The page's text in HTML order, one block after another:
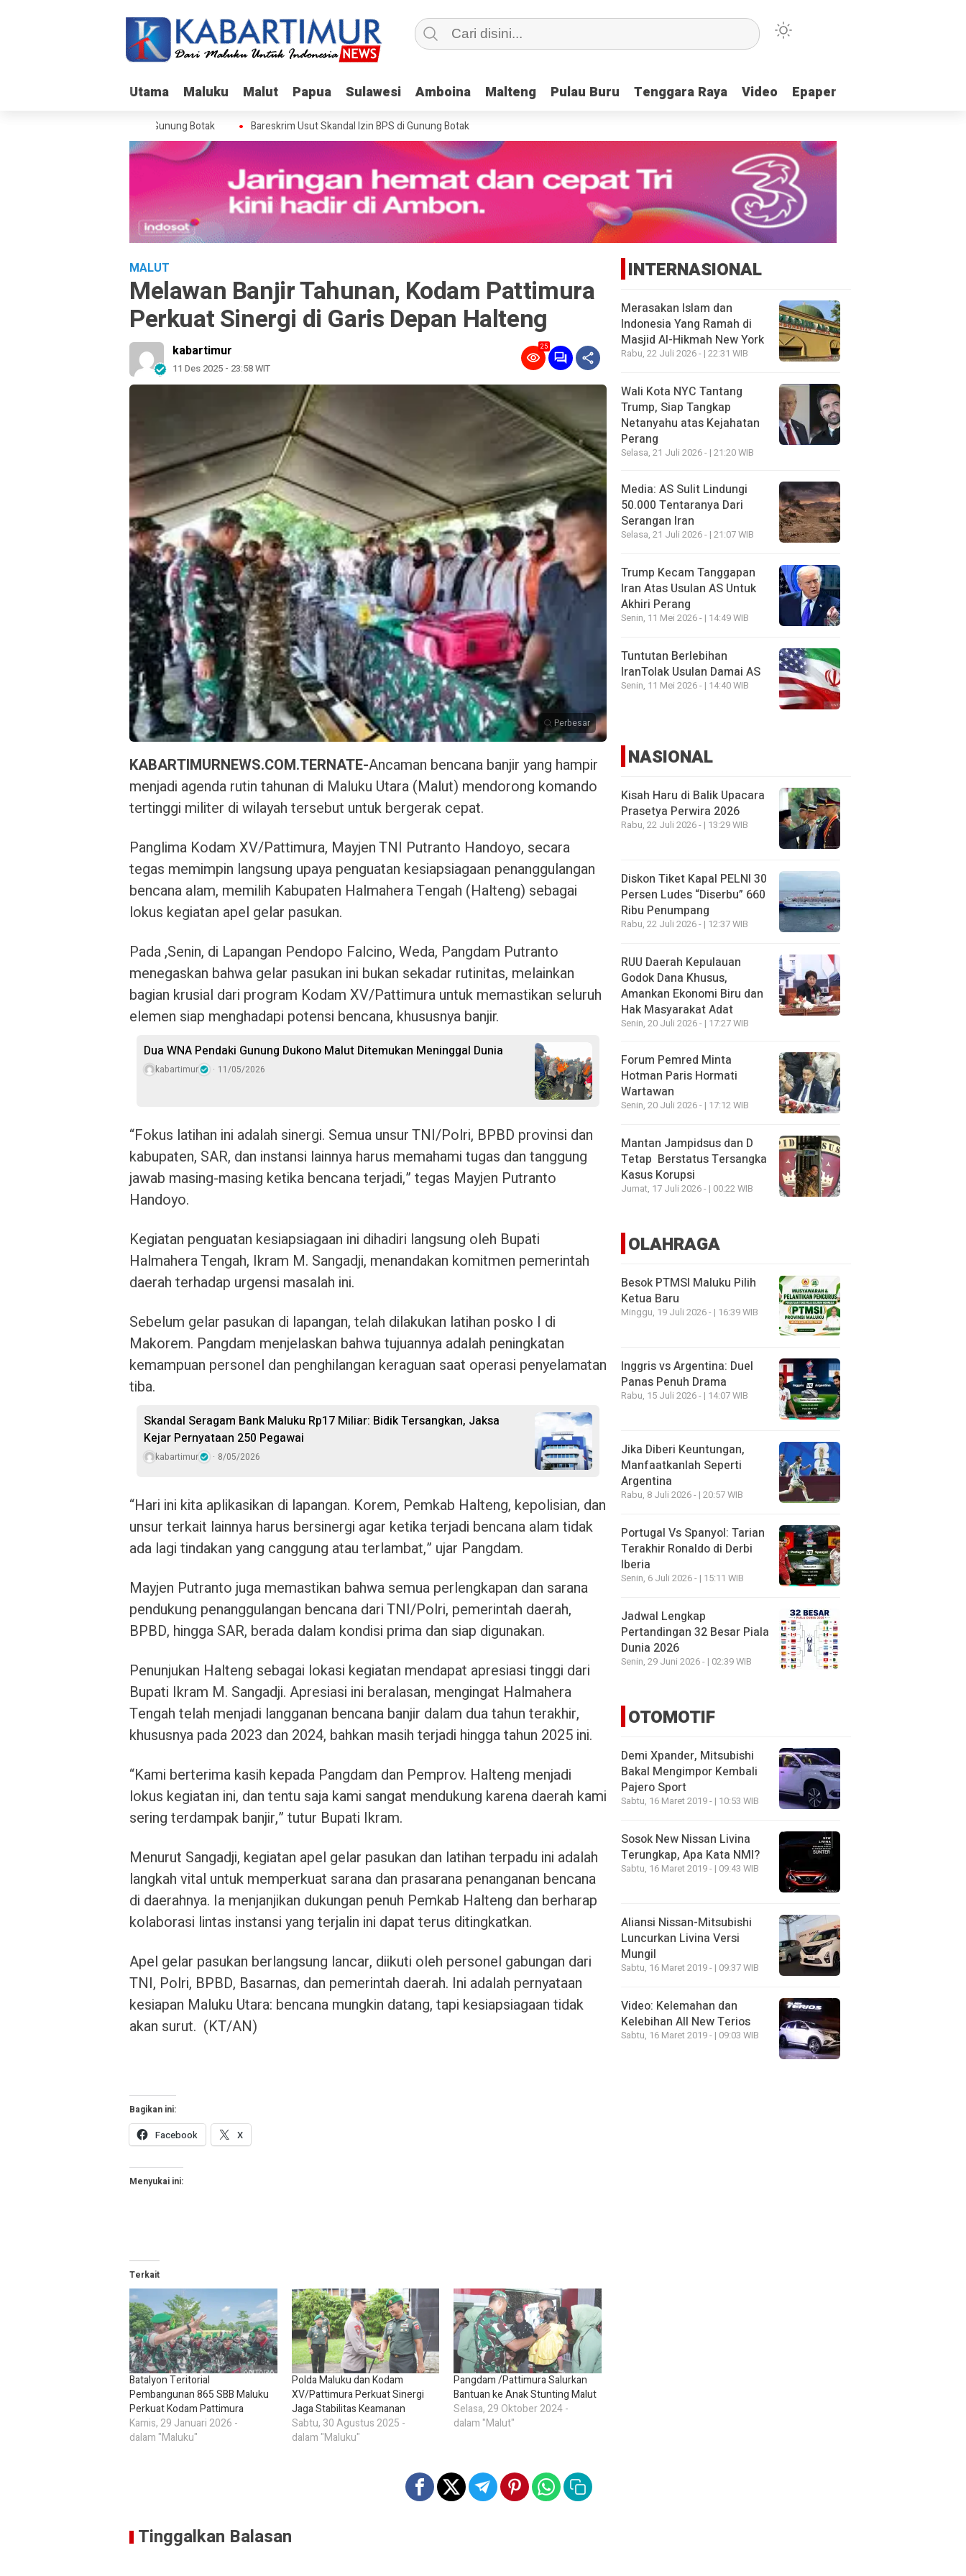
Utama Maluku Malut Papua Sulawesi Amboina Malteng Pulau Buru Tenggara Raya Video Epaper
Utama Maluku Malut Papua Sulawesi Amboina Malteng Pulau Buru Tenggara Raya Video Epaper
Usut Skandal Izin BPS di Gunung Botak Bareskrim Usut Skandal Izin BPS di Gunung Botak
MALUT
Melawan Banjir Tahunan, Kodam Pattimura
Perkuat Sinergi di Garis Depan Halteng
kabartimur
11 Des 2025 - 23:58 WIT
25
Perbesar
KABARTIMURNEWS.COM.TERNATE-Ancaman bencana banjir yang hampir
menjadi agenda rutin tahunan di Maluku Utara (Malut) mendorong komando
tertinggi militer di wilayah tersebut untuk bergerak cepat.
Panglima Kodam XV/Pattimura, Mayjen TNI Putranto Handoyo, secara
tegas memimpin langsung upaya penguatan kesiapsiagaan penanggulangan
bencana alam, memilih Kabupaten Halmahera Tengah (Halteng) sebagai
lokus kegiatan apel gelar pasukan.
Pada ,Senin, di Lapangan Pendopo Falcino, Weda, Pangdam Putranto
menegaskan bahwa gelar pasukan ini bukan sekadar rutinitas, melainkan
bagian krusial dari program Kodam XV/Pattimura untuk memastikan seluruh
elemen siap menghadapi potensi bencana, khususnya banjir.
Dua WNA Pendaki Gunung Dukono Malut Ditemukan Meninggal Dunia
kabartimur 11/05/2026
“Fokus latihan ini adalah sinergi. Semua unsur TNI/Polri, BPBD provinsi dan
kabupaten, SAR, dan instansi lainnya harus memahami tugas dan tanggung
jawab masing-masing ketika bencana terjadi,” tegas Mayjen Putranto
Handoyo.
Kegiatan penguatan kesiapsiagaan ini dihadiri langsung oleh Bupati
Halmahera Tengah, Ikram M. Sangadji, menandakan komitmen pemerintah
daerah terhadap urgensi masalah ini.
Sebelum gelar pasukan di lapangan, telah dilakukan latihan posko I di
Makorem. Pangdam menjelaskan bahwa tujuannya adalah peningkatan
kemampuan personel dan penghilangan keraguan saat operasi penyelamatan
tiba.
Skandal Seragam Bank Maluku Rp17 Miliar: Bidik Tersangkan, Jaksa
Kejar Pernyataan 250 Pegawai
kabartimur 8/05/2026
“Hari ini kita aplikasikan di lapangan. Korem, Pemkab Halteng, kepolisian, dan
unsur terkait lainnya harus bersinergi agar ketika terjadi bencana alam tidak
ada lagi tindakan yang canggung atau terlambat,” ujar Pangdam.
Mayjen Putranto juga memastikan bahwa semua perlengkapan dan sarana
pendukung penanggulangan bencana dari TNI/Polri, pemerintah daerah,
BPBD, hingga SAR, berada dalam kondisi prima dan siap digunakan.
Penunjukan Halteng sebagai lokasi kegiatan mendapat apresiasi tinggi dari
Bupati Ikram M. Sangadji. Apresiasi ini beralasan, mengingat Halmahera
Tengah telah menjadi langganan bencana banjir dalam dua tahun terakhir,
khususnya pada 2023 dan 2024, bahkan masih terjadi hingga tahun 2025 ini.
“Kami berterima kasih kepada Pangdam dan Pemprov. Halteng menjadi
lokus kegiatan ini, dan tentu saja kami sangat mendukung karena daerah kami
sering terdampak banjir,” tutur Bupati Ikram.
Menurut Sangadji, kegiatan apel gelar pasukan dan latihan terpadu ini adalah
langkah vital untuk memperkuat sarana dan prasarana penanganan bencana
di daerahnya. Ia menjanjikan dukungan penuh Pemkab Halteng dan berharap
kolaborasi lintas instansi yang terjalin ini dapat terus ditingkatkan.
Apel gelar pasukan berlangsung lancar, diikuti oleh personel gabungan dari
TNI, Polri, BPBD, Basarnas, dan pemerintah daerah. Ini adalah pernyataan
kesiapan Maluku Utara: bencana mungkin datang, tapi kesiapsiagaan tidak
akan surut. (KT/AN)
Bagikan ini:
Facebook X
Menyukai ini:
Terkait
Batalyon Teritorial
Pembangunan 865 SBB Maluku
Perkuat Kodam Pattimura
Kamis, 29 Januari 2026 -
dalam "Maluku"
Polda Maluku dan Kodam
XV/Pattimura Perkuat Sinergi
Jaga Stabilitas Keamanan
Sabtu, 30 Agustus 2025 -
dalam "Maluku"
Pangdam /Pattimura Salurkan
Bantuan ke Anak Stunting Malut
Selasa, 29 Oktober 2024 -
dalam "Malut"
Tinggalkan Balasan
INTERNASIONAL
Merasakan Islam dan
Indonesia Yang Ramah di
Masjid Al-Hikmah New York
Rabu, 22 Juli 2026 - | 22:31 WIB
Wali Kota NYC Tantang
Trump, Siap Tangkap
Netanyahu atas Kejahatan
Perang
Selasa, 21 Juli 2026 - | 21:20 WIB
Media: AS Sulit Lindungi
50.000 Tentaranya Dari
Serangan Iran
Selasa, 21 Juli 2026 - | 21:07 WIB
Trump Kecam Tanggapan
Iran Atas Usulan AS Untuk
Akhiri Perang
Senin, 11 Mei 2026 - | 14:49 WIB
Tuntutan Berlebihan
IranTolak Usulan Damai AS
Senin, 11 Mei 2026 - | 14:40 WIB
NASIONAL
Kisah Haru di Balik Upacara
Prasetya Perwira 2026
Rabu, 22 Juli 2026 - | 13:29 WIB
Diskon Tiket Kapal PELNI 30
Persen Ludes “Diserbu” 660
Ribu Penumpang
Rabu, 22 Juli 2026 - | 12:37 WIB
RUU Daerah Kepulauan
Godok Dana Khusus,
Amankan Ekonomi Biru dan
Hak Masyarakat Adat
Senin, 20 Juli 2026 - | 17:27 WIB
Forum Pemred Minta
Hotman Paris Hormati
Wartawan
Senin, 20 Juli 2026 - | 17:12 WIB
Mantan Jampidsus dan D
Tetap Berstatus Tersangka
Kasus Korupsi
Jumat, 17 Juli 2026 - | 00:22 WIB
OLAHRAGA
Besok PTMSI Maluku Pilih
Ketua Baru
Minggu, 19 Juli 2026 - | 16:39 WIB
Inggris vs Argentina: Duel
Panas Penuh Drama
Rabu, 15 Juli 2026 - | 14:07 WIB
Jika Diberi Keuntungan,
Manfaatkanlah Seperti
Argentina
Rabu, 8 Juli 2026 - | 20:57 WIB
Portugal Vs Spanyol: Tarian
Terakhir Ronaldo di Derbi
Iberia
Senin, 6 Juli 2026 - | 15:11 WIB
Jadwal Lengkap
Pertandingan 32 Besar Piala
Dunia 2026
Senin, 29 Juni 2026 - | 02:39 WIB
OTOMOTIF
Demi Xpander, Mitsubishi
Bakal Mengimpor Kembali
Pajero Sport
Sabtu, 16 Maret 2019 - | 10:53 WIB
Sosok New Nissan Livina
Terungkap, Apa Kata NMI?
Sabtu, 16 Maret 2019 - | 09:43 WIB
Aliansi Nissan-Mitsubishi
Luncurkan Livina Versi
Mungil
Sabtu, 16 Maret 2019 - | 09:37 WIB
Video: Kelemahan dan
Kelebihan All New Terios
Sabtu, 16 Maret 2019 - | 09:03 WIB